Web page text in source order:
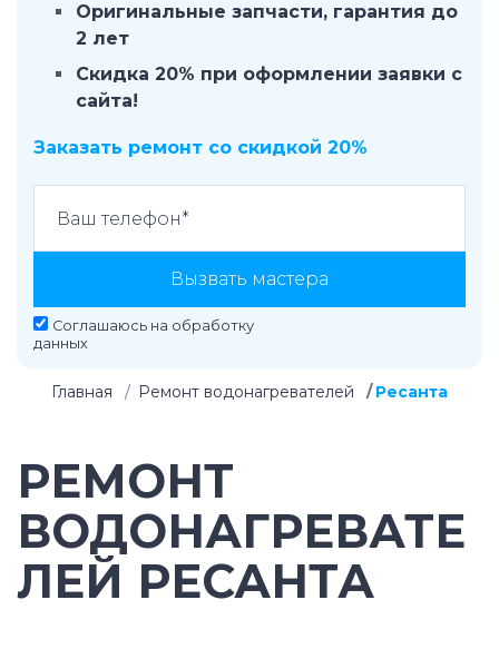
Оригинальные запчасти, гарантия до
2 лет
Скидка 20% при оформлении заявки с
сайта!
Заказать ремонт со скидкой 20%
Вызвать мастера
Соглашаюсь на обработку
данных
Главная Ремонт водонагревателей Ресанта
РЕМОНТ
ВОДОНАГРЕВАТЕ
ЛЕЙ РЕСАНТА